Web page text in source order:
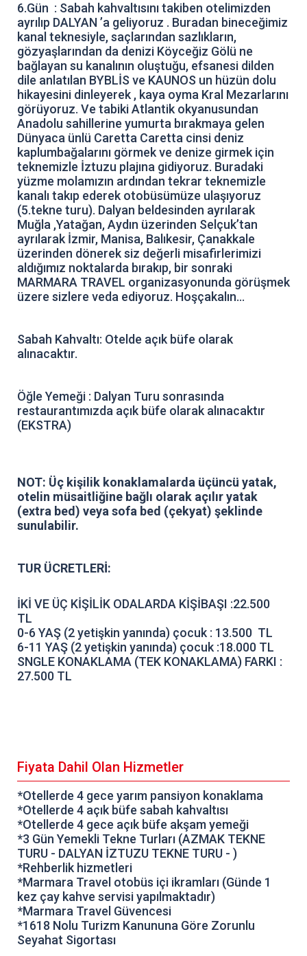
6.Gün : Sabah kahvaltısını takiben otelimizden
ayrılıp DALYAN ’a geliyoruz . Buradan bineceğimiz
kanal teknesiyle, saçlarından sazlıkların,
gözyaşlarından da denizi Köyceğiz Gölü ne
bağlayan su kanalının oluştuğu, efsanesi dilden
dile anlatılan BYBLİS ve KAUNOS un hüzün dolu
hikayesini dinleyerek , kaya oyma Kral Mezarlarını
görüyoruz. Ve tabiki Atlantik okyanusundan
Anadolu sahillerine yumurta bırakmaya gelen
Dünyaca ünlü Caretta Caretta cinsi deniz
kaplumbağalarını görmek ve denize girmek için
teknemizle İztuzu plajına gidiyoruz. Buradaki
yüzme molamızın ardından tekrar teknemizle
kanalı takıp ederek otobüsümüze ulaşıyoruz
(5.tekne turu). Dalyan beldesinden ayrılarak
Muğla ,Yatağan, Aydın üzerinden Selçuk’tan
ayrılarak İzmir, Manisa, Balıkesir, Çanakkale
üzerinden dönerek siz değerli misafirlerimizi
aldığımız noktalarda bırakıp, bir sonraki
MARMARA TRAVEL organizasyonunda görüşmek
üzere sizlere veda ediyoruz. Hoşçakalın...
Sabah Kahvaltı: Otelde açık büfe olarak
alınacaktır.
Öğle Yemeği : Dalyan Turu sonrasında
restaurantımızda açık büfe olarak alınacaktır
(EKSTRA)
NOT: Üç kişilik konaklamalarda üçüncü yatak,
otelin müsaitliğine bağlı olarak açılır yatak
(extra bed) veya sofa bed (çekyat) şeklinde
sunulabilir.
TUR ÜCRETLERİ:
İKİ VE ÜÇ KİŞİLİK ODALARDA KİŞİBAŞI :22.500
TL
0-6 YAŞ (2 yetişkin yanında) çocuk : 13.500 TL
6-11 YAŞ (2 yetişkin yanında) çocuk :18.000 TL
SNGLE KONAKLAMA (TEK KONAKLAMA) FARKI :
27.500 TL
Fiyata Dahil Olan Hizmetler
*Otellerde 4 gece yarım pansiyon konaklama
*Otellerde 4 açık büfe sabah kahvaltısı
*Otellerde 4 gece açık büfe akşam yemeği
*3 Gün Yemekli Tekne Turları (AZMAK TEKNE
TURU - DALYAN İZTUZU TEKNE TURU - )
*Rehberlik hizmetleri
*Marmara Travel otobüs içi ikramları (Günde 1
kez çay kahve servisi yapılmaktadır)
*Marmara Travel Güvencesi
*1618 Nolu Turizm Kanununa Göre Zorunlu
Seyahat Sigortası